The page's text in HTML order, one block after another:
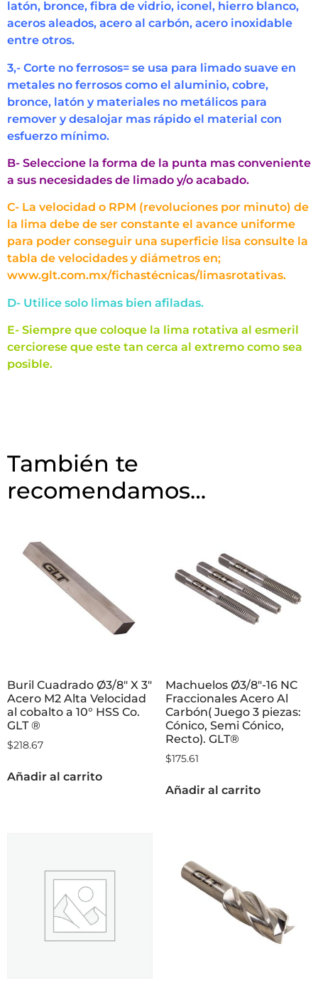
latón, bronce, fibra de vidrio, iconel, hierro blanco,
aceros aleados, acero al carbón, acero inoxidable
entre otros.
3,- Corte no ferrosos= se usa para limado suave en
metales no ferrosos como el aluminio, cobre,
bronce, latón y materiales no metálicos para
remover y desalojar mas rápido el material con
esfuerzo mínimo.
B- Seleccione la forma de la punta mas conveniente
a sus necesidades de limado y/o acabado.
C- La velocidad o RPM (revoluciones por minuto) de
la lima debe de ser constante el avance uniforme
para poder conseguir una superficie lisa consulte la
tabla de velocidades y diámetros en;
www.glt.com.mx/fichastécnicas/limasrotativas.
D- Utilice solo limas bien afiladas.
E- Siempre que coloque la lima rotativa al esmeril
cerciorese que este tan cerca al extremo como sea
posible.
También te
recomendamos…
Buril Cuadrado Ø3/8″ X 3″
Acero M2 Alta Velocidad
al cobalto a 10° HSS Co.
GLT ®
$218.67
Añadir al carrito
Machuelos Ø3/8″-16 NC
Fraccionales Acero Al
Carbón( Juego 3 piezas:
Cónico, Semi Cónico,
Recto). GLT®
$175.61
Añadir al carrito